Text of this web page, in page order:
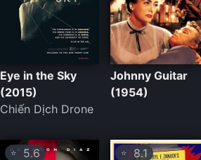
Eye in the Sky
(2015)
Chiến Dịch Drone
Johnny Guitar
(1954)
⭐ 5.6 ⭐8.1